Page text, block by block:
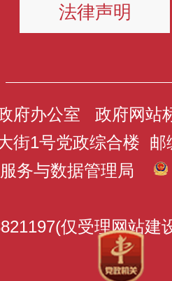
法律声明
府办公室 政府网站
街1号党政综合楼 邮
务与数据管理局
仅受理网站建